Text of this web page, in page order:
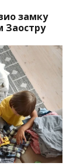
замку
Заостру